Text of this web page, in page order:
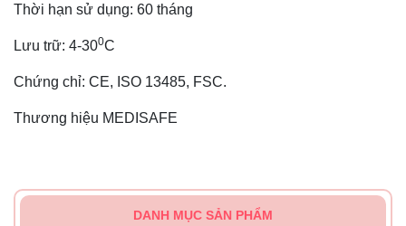
Thời hạn sử dụng: 60 tháng
Lưu trữ: 4-300C
Chứng chỉ: CE, ISO 13485, FSC.
Thương hiệu MEDISAFE
DANH MỤC SẢN PHẨM